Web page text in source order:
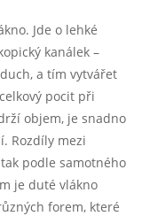
Jde o lehké
kanálek –
a tím vytvářet
pocit při
objem, je snadno
Rozdíly mezi
podle samotného
je duté vlákno
forem, které